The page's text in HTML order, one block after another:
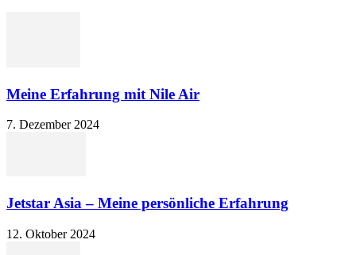
Meine Erfahrung mit Nile Air
7. Dezember 2024
Jetstar Asia – Meine persönliche Erfahrung
12. Oktober 2024